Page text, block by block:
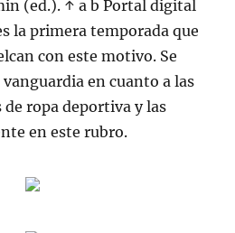
(ed.). ↑ a b Portal digital
la primera temporada que
con este motivo. Se
en cuanto a las
ropa deportiva y las
en este rubro.